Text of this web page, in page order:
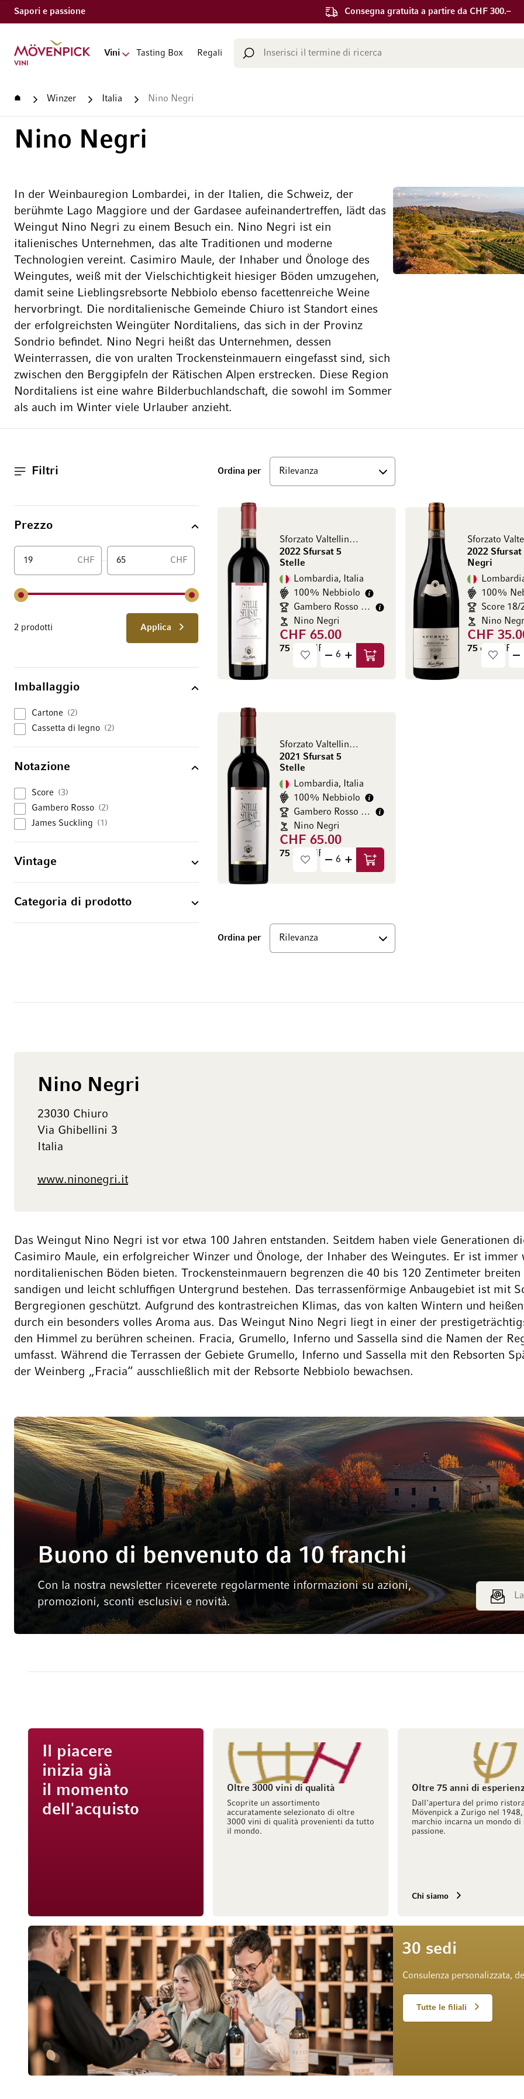
Sapori e passione Consegna gratuita a partire da CHF 300.–
Vai alla Home Page
Vini Tasting Box Regali
Cerca
Home Winzer Italia Nino Negri
Nino Negri
In der Weinbauregion Lombardei, in der Italien, die Schweiz, der
berühmte Lago Maggiore und der Gardasee aufeinandertreffen, lädt das
Weingut Nino Negri zu einem Besuch ein. Nino Negri ist ein
italienisches Unternehmen, das alte Traditionen und moderne
Technologien vereint. Casimiro Maule, der Inhaber und Önologe des
Weingutes, weiß mit der Vielschichtigkeit hiesiger Böden umzugehen,
damit seine Lieblingsrebsorte Nebbiolo ebenso facettenreiche Weine
hervorbringt. Die norditalienische Gemeinde Chiuro ist Standort eines
der erfolgreichsten Weingüter Norditaliens, das sich in der Provinz
Sondrio befindet. Nino Negri heißt das Unternehmen, dessen
Weinterrassen, die von uralten Trockensteinmauern eingefasst sind, sich
zwischen den Berggipfeln der Rätischen Alpen erstrecken. Diese Region
Norditaliens ist eine wahre Bilderbuchlandschaft, die sowohl im Sommer
als auch im Winter viele Urlauber anzieht.
Filtri
Prezzo
CHF CHF
2 prodotti Applica
Imballaggio
Cartone
2
Cassetta di legno
2
Notazione
Score
3
Gambero Rosso
2
James Suckling
1
Vintage
Categoria di prodotto
Ordina perSuperiore
Sforzato Valtellina DOCG
2022 Sfursat 5
Stelle
Lombardia, Italia
100% Nebbiolo
Gambero Rosso 3/3
Nino Negri
CHF 65.00
75 cl (CHF 86.67 / l)
Aggiungi al Carrello
2022 Sfursat
Negri
100%
Score 18/
Nino
CHF
75 cl (CHF
Sforzato Valtellina DOCG
2021 Sfursat 5
Stelle
Lombardia, Italia
100% Nebbiolo
Gambero Rosso 3/3
Nino Negri
CHF 65.00
75 cl (CHF 86.67 / l)
Aggiungi al Carrello
Ordina perBasso
Nino Negri
23030 Chiuro
Via Ghibellini 3
Italia
www.ninonegri.it
Das Weingut Nino Negri ist vor etwa 100 Jahren entstanden. Seitdem haben viele Generationen
Casimiro Maule, ein erfolgreicher Winzer und Önologe, der Inhaber des Weingutes. Er ist
norditalienischen Böden bieten. Trockensteinmauern begrenzen die 40 bis 120 Zentimeter
sandigen und leicht schluffigen Untergrund bestehen. Das terrassenförmige Anbaugebiet ist mit
Bergregionen geschützt. Aufgrund des kontrastreichen Klimas, das von kalten Wintern und
durch ein besonders volles Aroma aus. Das Weingut Nino Negri liegt in einer der
den Himmel zu berühren scheinen. Fracia, Grumello, Inferno und Sassella sind die Namen der
umfasst. Während die Terrassen der Gebiete Grumello, Inferno und Sassella mit den Rebsorten
der Weinberg „Fracia“ ausschließlich mit der Rebsorte Nebbiolo bewachsen.
Buono di benvenuto da 10 franchi
Con la nostra newsletter riceverete regolarmente informazioni su azioni,
promozioni, sconti esclusivi e novità.
Indirizzo
Il piacere
inizia già
il momento
dell'acquisto
Oltre 3000 vini di qualità
Scoprite un assortimento
accuratamente selezionato di oltre
3000 vini di qualità provenienti da tutto
il mondo.
Oltre 75 anni di
Dall'apertura del primo
Mövenpick a Zurigo nel 1948,
marchio incarna un mondo di
passione.
Chi siamo
30 sedi
Consulenza personalizzata,
Tutte le filiali